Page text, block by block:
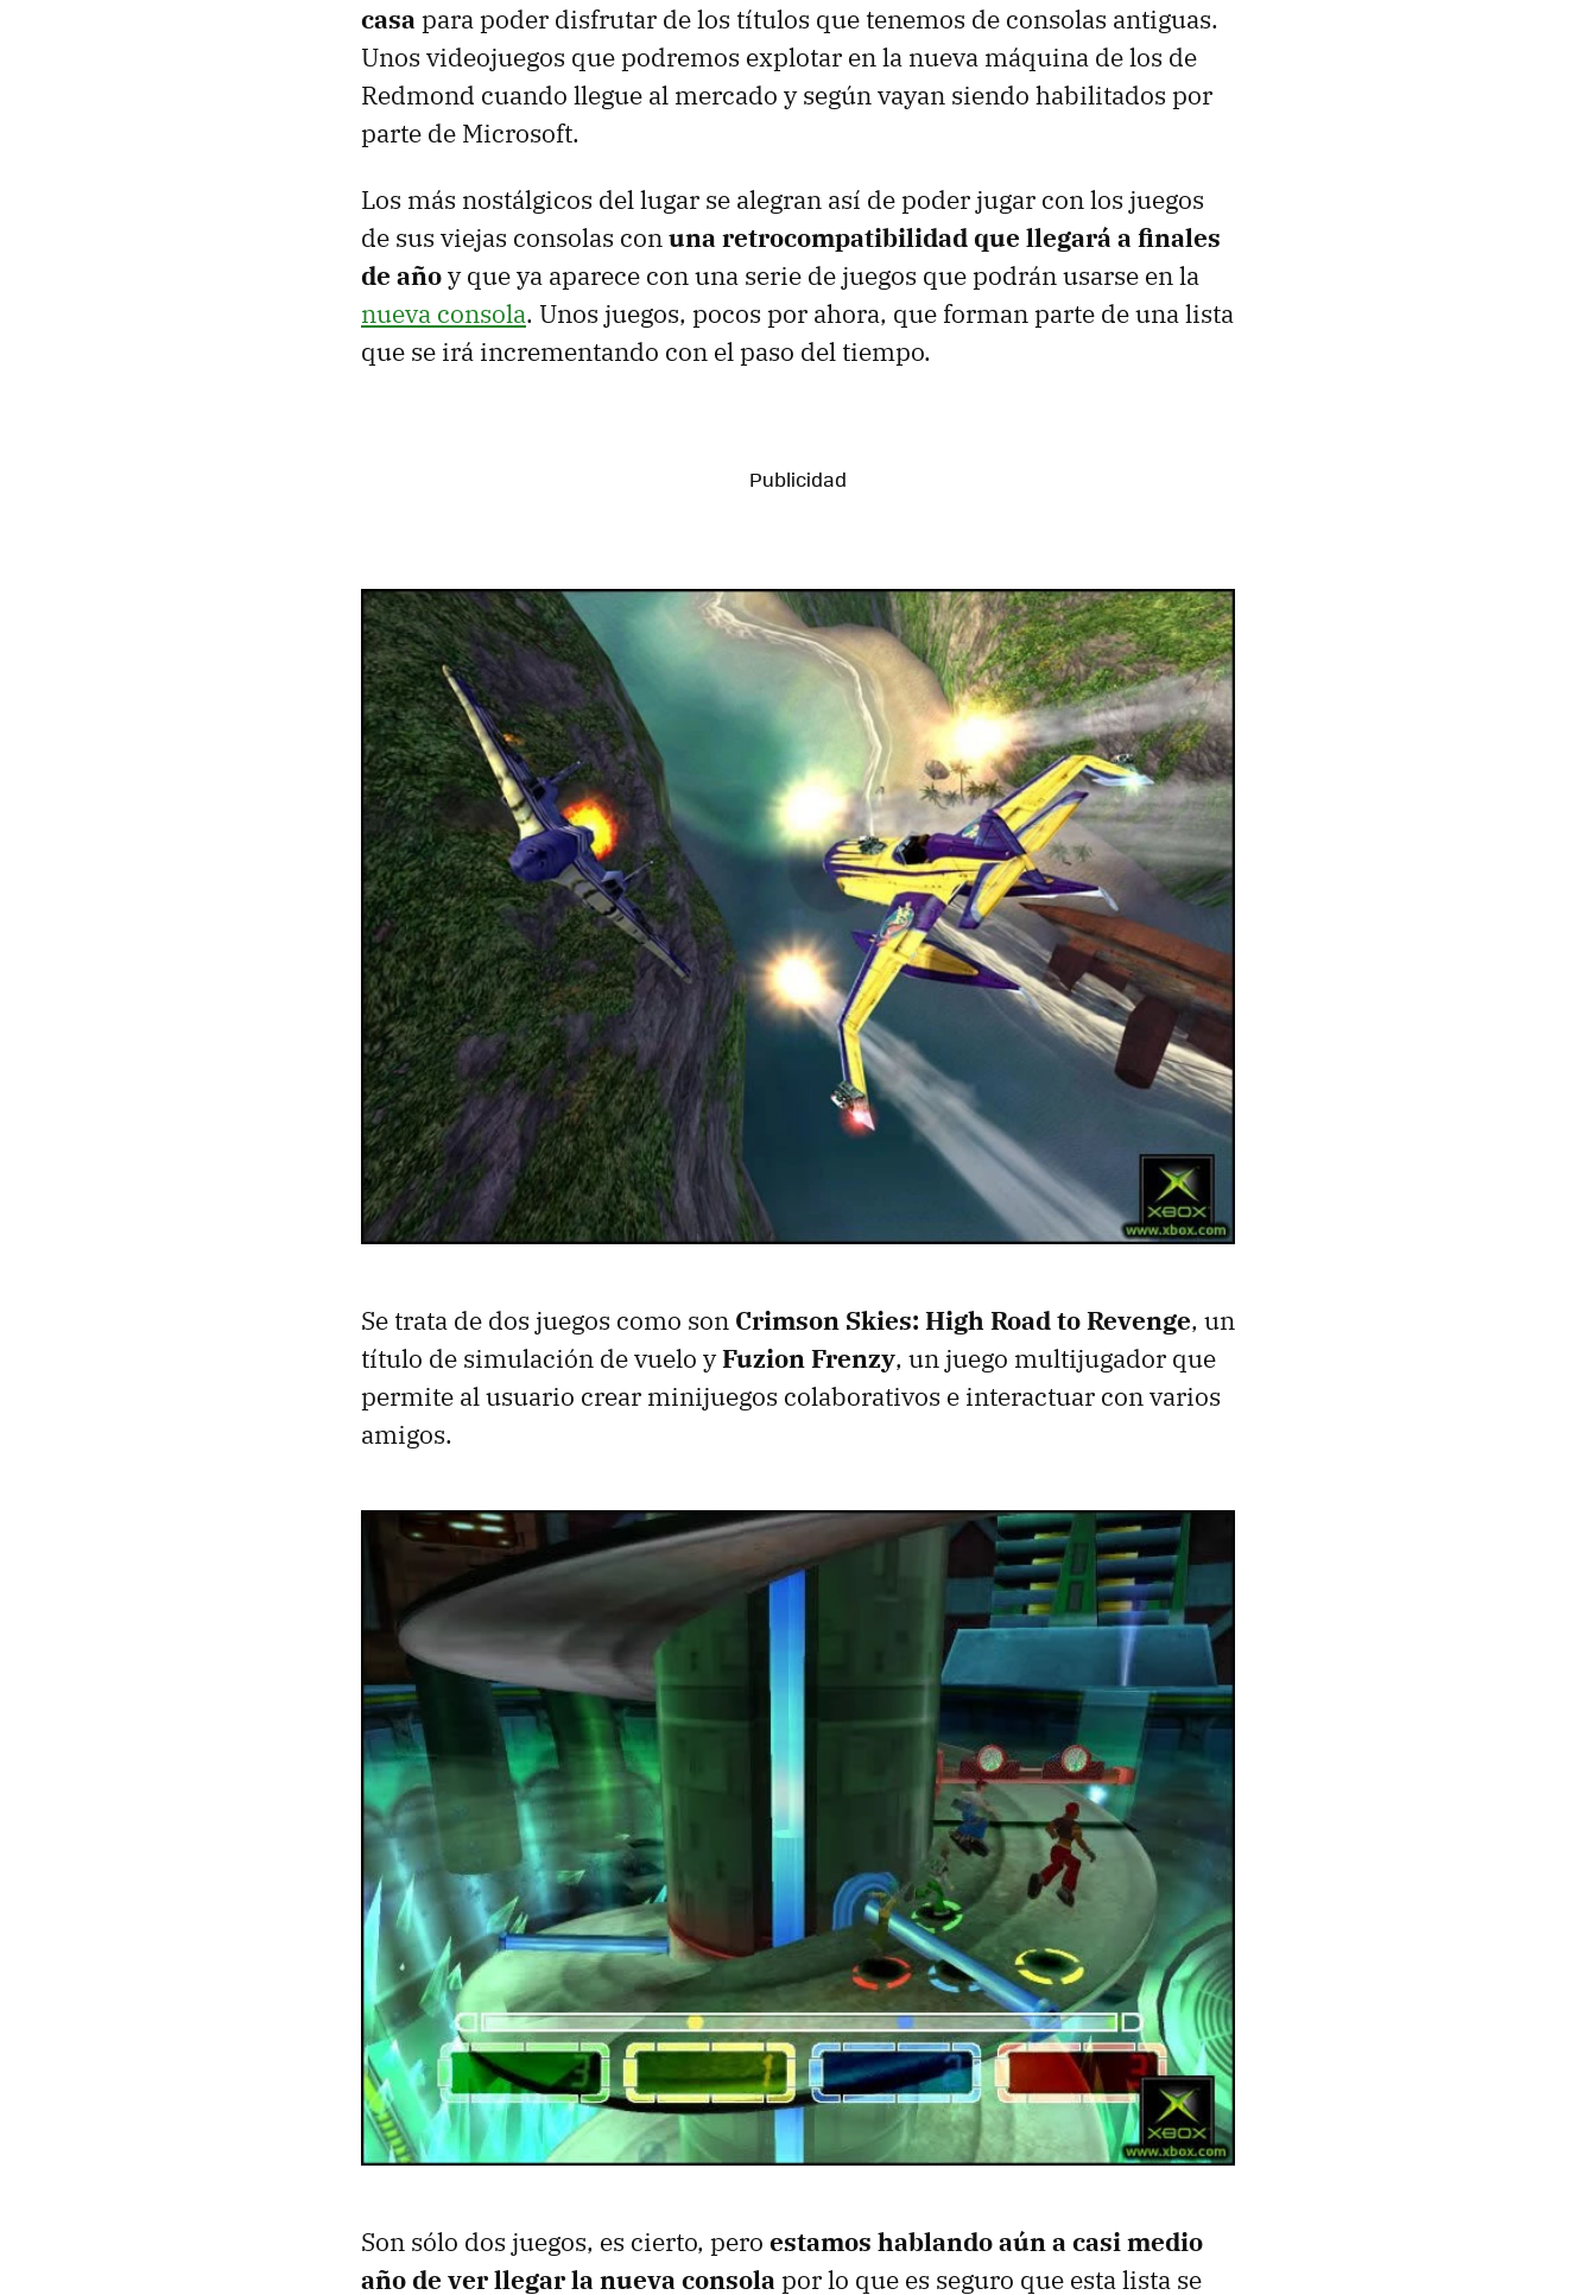
casa para poder disfrutar de los títulos que tenemos de consolas antiguas.
Unos videojuegos que podremos explotar en la nueva máquina de los de
Redmond cuando llegue al mercado y según vayan siendo habilitados por
parte de Microsoft.
Los más nostálgicos del lugar se alegran así de poder jugar con los juegos
de sus viejas consolas conuna retrocompatibilidad que llegará a finales
de añoy que ya aparece con una serie de juegos que podrán usarse en la
nueva consola. Unos juegos, pocos por ahora, que forman parte de una lista
que se irá incrementando con el paso del tiempo.
Se trata de dos juegos como son Crimson Skies: High Road to Revenge, un
título de simulación de vuelo yFuzion Frenzy, un juego multijugador que
permite al usuario crear minijuegos colaborativos e interactuar con varios
amigos.
Son sólo dos juegos, es cierto, pero estamos hablando aún a casi medio
año de ver llegar la nueva consola por lo que es seguro que esta lista se